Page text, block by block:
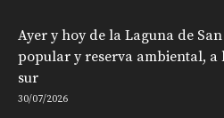
Ayer y hoy de la Laguna de
popular y reserva ambiental,
sur
30/07/2026